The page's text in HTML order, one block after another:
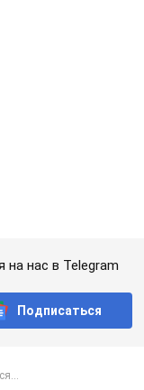
долга за газ